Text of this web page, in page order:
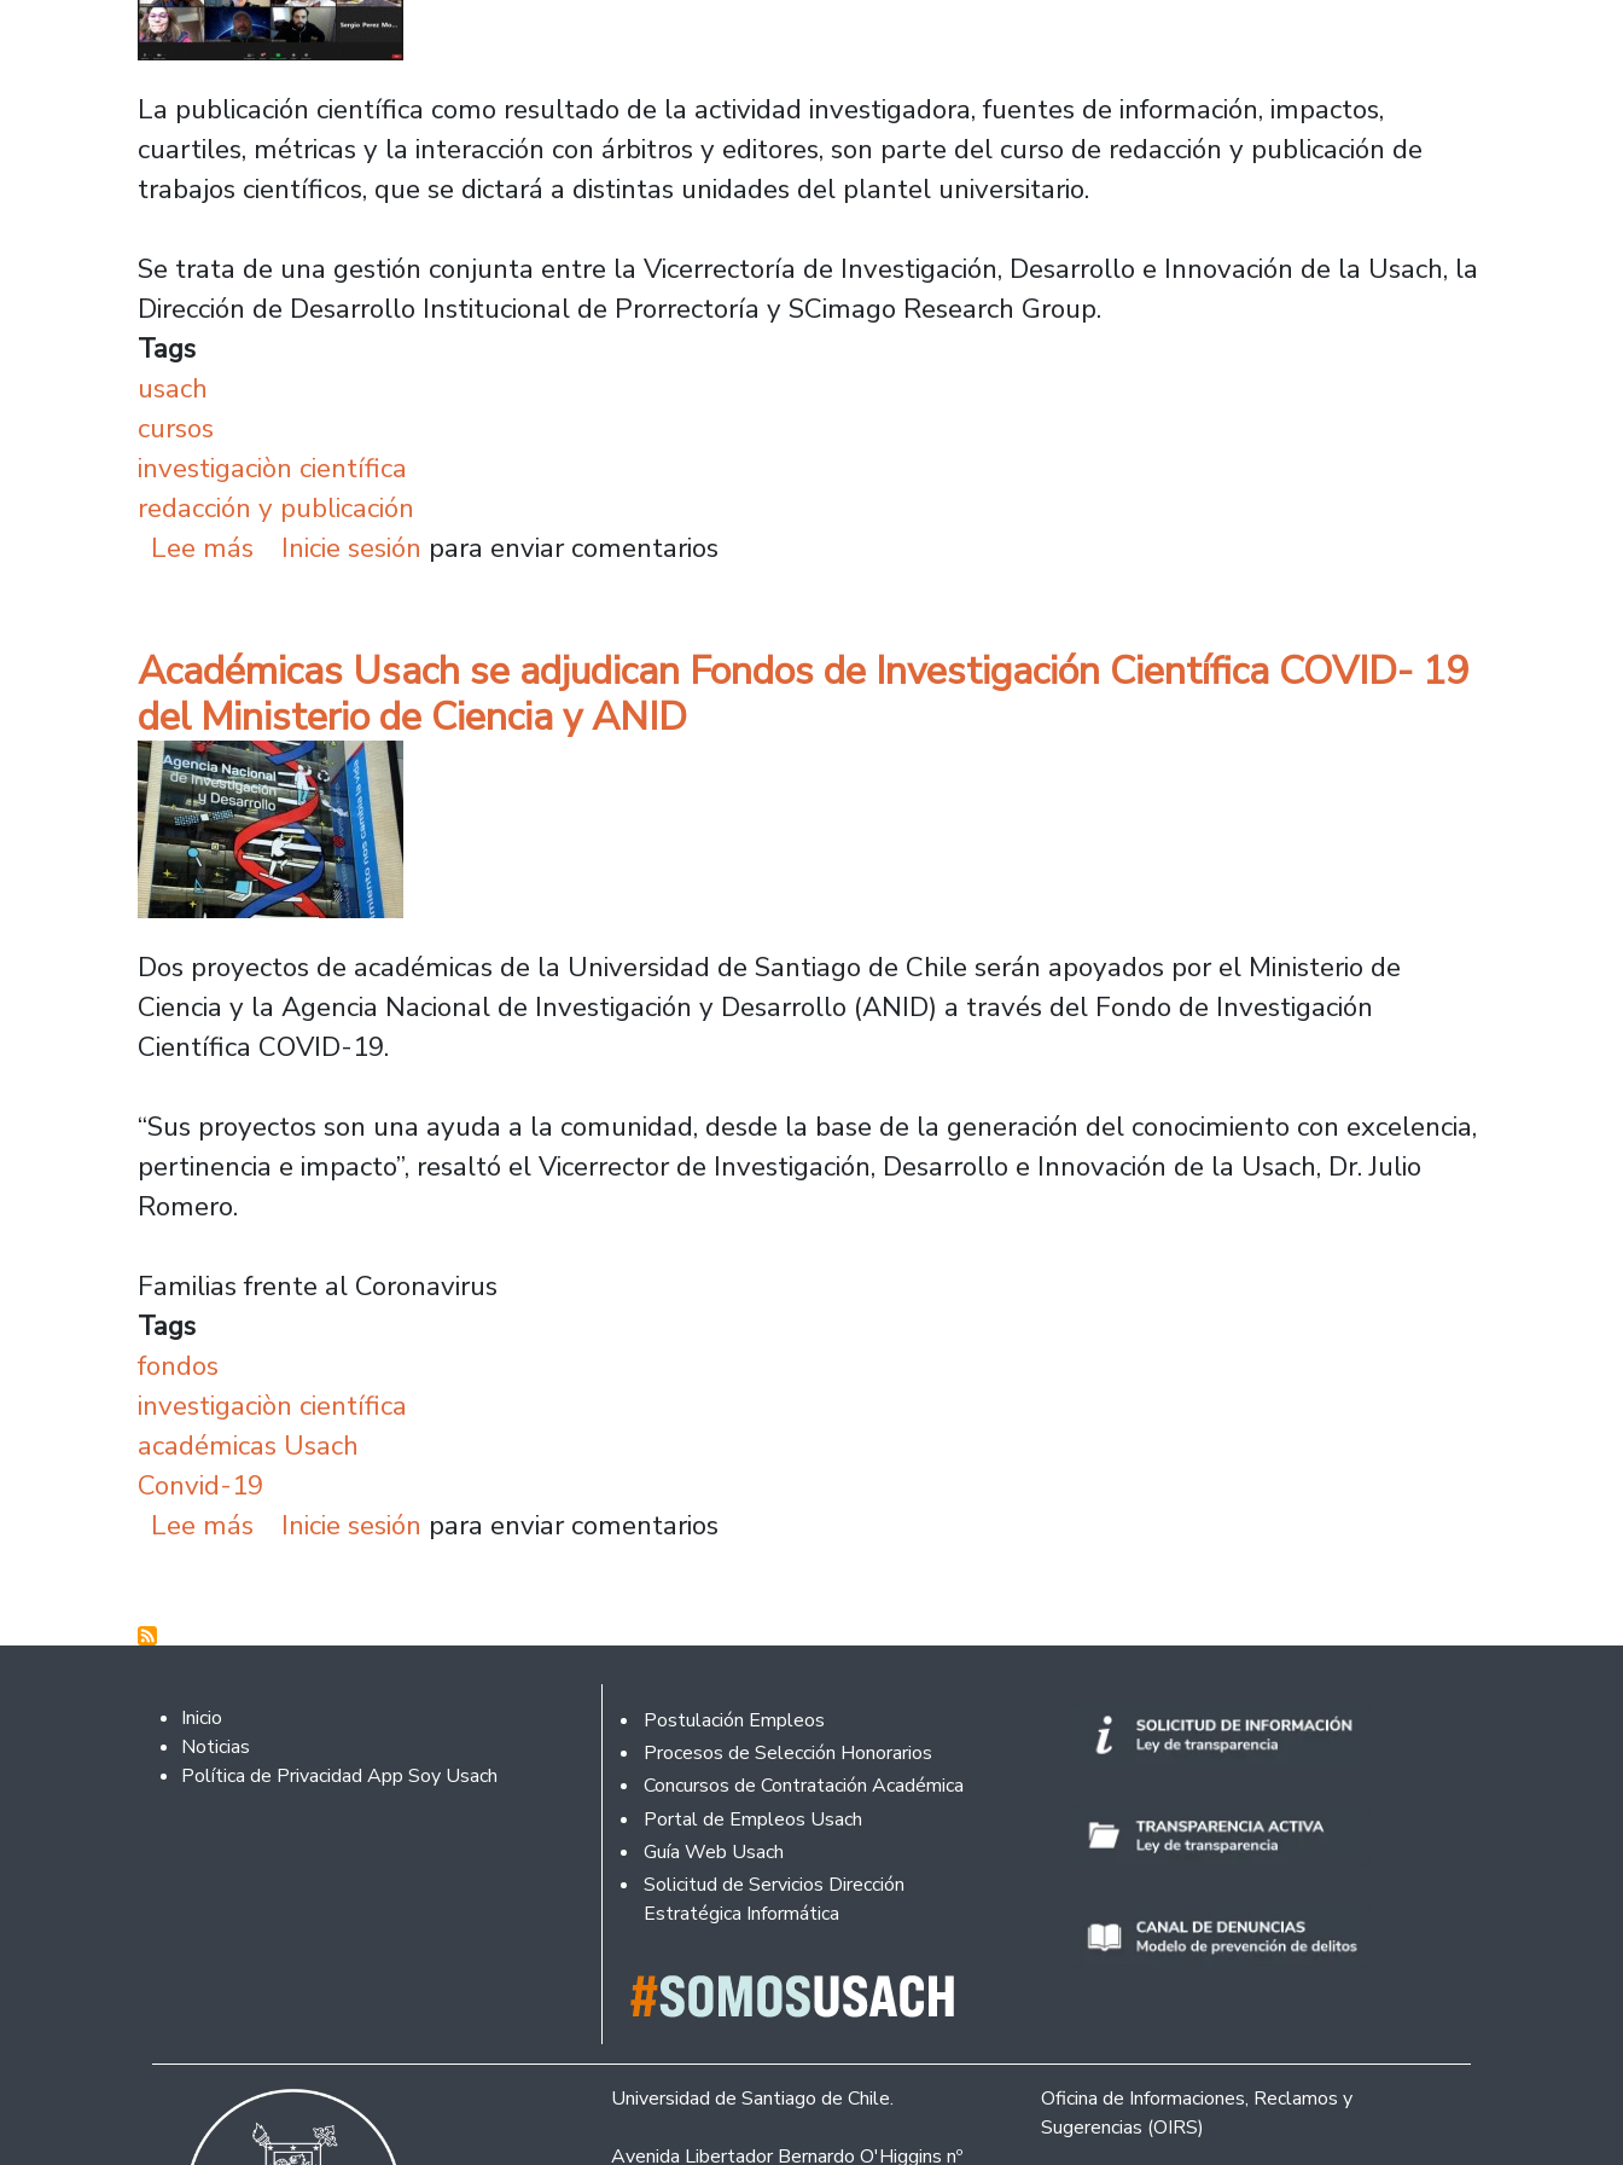
La publicación científica como resultado de la actividad investigadora, fuentes de información, impactos,
cuartiles, métricas y la interacción con árbitros y editores, son parte del curso de redacción y publicación de
trabajos científicos, que se dictará a distintas unidades del plantel universitario.
Se trata de una gestión conjunta entre la Vicerrectoría de Investigación, Desarrollo e Innovación de la Usach, la
Dirección de Desarrollo Institucional de Prorrectoría y SCimago Research Group.
Tags
usach
cursos
investigaciòn científica
redacción y publicación
Lee más sobre U. de Santiago entrega herramientas para la redacción y publicación de investigaciones científicas
Inicie sesión para enviar comentarios
Académicas Usach se adjudican Fondos de Investigación Científica COVID- 19
del Ministerio de Ciencia y ANID
Dos proyectos de académicas de la Universidad de Santiago de Chile serán apoyados por el Ministerio de
Ciencia y la Agencia Nacional de Investigación y Desarrollo (ANID) a través del Fondo de Investigación
Científica COVID-19.
“Sus proyectos son una ayuda a la comunidad, desde la base de la generación del conocimiento con excelencia,
pertinencia e impacto”, resaltó el Vicerrector de Investigación, Desarrollo e Innovación de la Usach, Dr. Julio
Romero.
Familias frente al Coronavirus
Tags
fondos
investigaciòn científica
académicas Usach
Convid-19
Lee más sobre Académicas Usach se adjudican Fondos de Investigación Científica COVID- 19 del Ministerio de Ciencia y
Inicie sesión para enviar comentarios
Footer 2
Inicio
Noticias
Política de Privacidad App Soy Usach
Footer
Postulación Empleos
Procesos de Selección Honorarios
Concursos de Contratación Académica
Portal de Empleos Usach
Guía Web Usach
Solicitud de Servicios Dirección
Estratégica Informática
Universidad de Santiago de Chile.
Avenida Libertador Bernardo O'Higgins nº
Oficina de Informaciones, Reclamos y
Sugerencias (OIRS)